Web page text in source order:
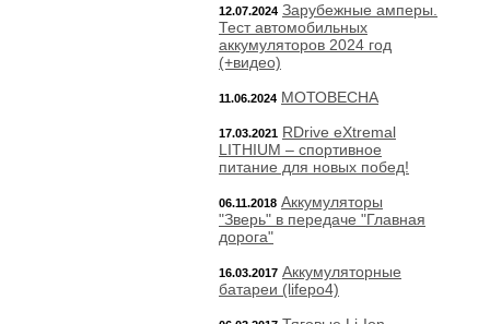
12.07.2024 Зарубежные амперы.
Тест автомобильных
аккумуляторов 2024 год
(+видео)
11.06.2024 МОТОВЕСНА
17.03.2021 RDrive eXtremal
LITHIUM – спортивное
питание для новых побед!
06.11.2018 Аккумуляторы
"Зверь" в передаче "Главная
дорога"
16.03.2017 Аккумуляторные
батареи (lifepo4)